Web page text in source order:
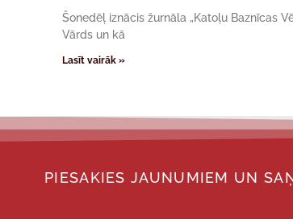
Šonedēļ iznācis žurnāla „Katoļu Baznīcas
Vārds un kā
Lasīt vairāk »
PIESAKIES JAUNUMIEM UN